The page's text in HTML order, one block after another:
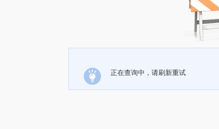
正在查询中，请刷新重试